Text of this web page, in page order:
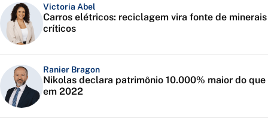
Victoria Abel
Carros elétricos: reciclagem vira fonte de minerais
críticos
Ranier Bragon
Nikolas declara patrimônio 10.000% maior do que
em 2022